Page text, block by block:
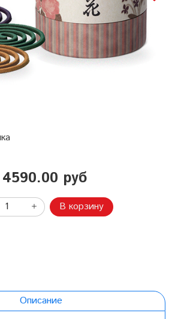
4590.00 руб
В корзину
Описание